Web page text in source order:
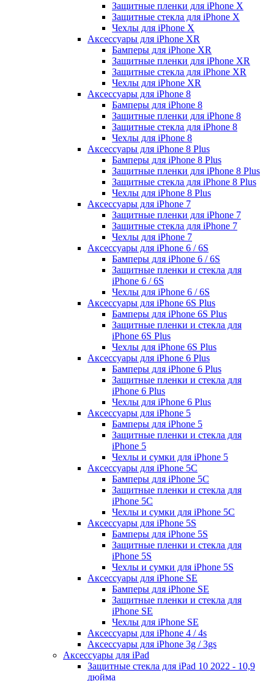
Защитные пленки для iPhone X
Защитные стекла для iPhone X
Чехлы для iPhone X
Аксессуары для iPhone XR
Бамперы для iPhone XR
Защитные пленки для iPhone XR
Защитные стекла для iPhone XR
Чехлы для iPhone XR
Аксессуары для iPhone 8
Бамперы для iPhone 8
Защитные пленки для iPhone 8
Защитные стекла для iPhone 8
Чехлы для iPhone 8
Аксессуары для iPhone 8 Plus
Бамперы для iPhone 8 Plus
Защитные пленки для iPhone 8 Plus
Защитные стекла для iPhone 8 Plus
Чехлы для iPhone 8 Plus
Аксессуары для iPhone 7
Защитные пленки для iPhone 7
Защитные стекла для iPhone 7
Чехлы для iPhone 7
Аксессуары для iPhone 6 / 6S
Бамперы для iPhone 6 / 6S
Защитные пленки и стекла для
iPhone 6 / 6S
Чехлы для iPhone 6 / 6S
Аксессуары для iPhone 6S Plus
Бамперы для iPhone 6S Plus
Защитные пленки и стекла для
iPhone 6S Plus
Чехлы для iPhone 6S Plus
Аксессуары для iPhone 6 Plus
Бамперы для iPhone 6 Plus
Защитные пленки и стекла для
iPhone 6 Plus
Чехлы для iPhone 6 Plus
Аксессуары для iPhone 5
Бамперы для iPhone 5
Защитные пленки и стекла для
iPhone 5
Чехлы и сумки для iPhone 5
Аксессуары для iPhone 5C
Бамперы для iPhone 5C
Защитные пленки и стекла для
iPhone 5C
Чехлы и сумки для iPhone 5C
Аксессуары для iPhone 5S
Бамперы для iPhone 5S
Защитные пленки и стекла для
iPhone 5S
Чехлы и сумки для iPhone 5S
Аксессуары для iPhone SE
Бамперы для iPhone SE
Защитные пленки и стекла для
iPhone SE
Чехлы для iPhone SE
Аксессуары для iPhone 4 / 4s
Аксессуары для iPhone 3g / 3gs
Аксессуары для iPad
Защитные стекла для iPad 10 2022 - 10,9
дюйма